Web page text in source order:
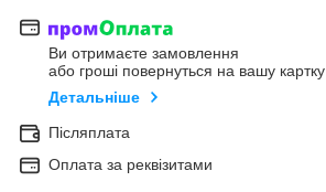
Ви отримаєте замовлення
або гроші повернуться на вашу картку
Детальніше
Післяплата
Оплата за реквізитами